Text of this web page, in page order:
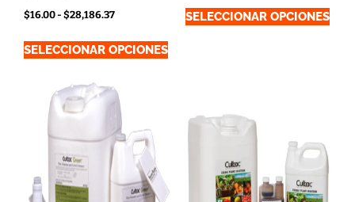
$16.00- $28,186.37
SELECCIONAR OPCIONES
SELECCIONAR OPCIONES